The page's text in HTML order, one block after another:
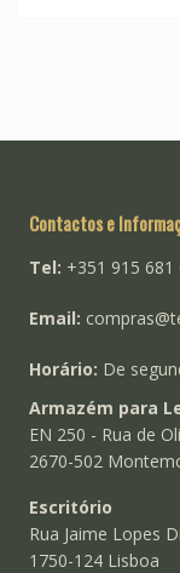
Contactos e
Tel: +351 915 681
Email:
Horário: De
Armazém para
EN 250 - Rua de
2670-502
Escritório
Rua Jaime Lopes
1750-124 Lisboa